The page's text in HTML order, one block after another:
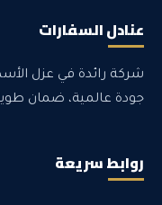
عنادل السفارات
شركة رائدة في عزل
جودة عالمية، ضمان
روابط سريعة